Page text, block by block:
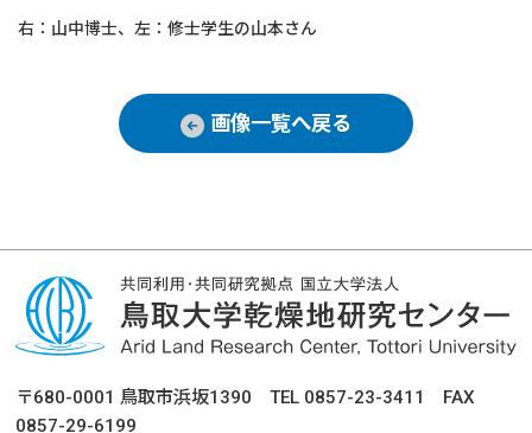
右：山中博士、左：修士学生の山本さん
画像一覧へ戻る
〒680-0001 鳥取市浜坂1390 TEL 0857-23-3411 FAX
0857-29-6199